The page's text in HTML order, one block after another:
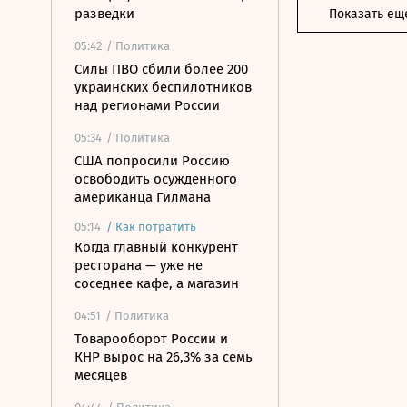
разведки
05:42 / Политика
Силы ПВО сбили более 200
украинских беспилотников
над регионами России
05:34 / Политика
США попросили Россию
освободить осужденного
американца Гилмана
05:14 / Как потратить
Когда главный конкурент
ресторана — уже не
соседнее кафе, а магазин
04:51 / Политика
Товарооборот России и
КНР вырос на 26,3% за семь
месяцев
Показать